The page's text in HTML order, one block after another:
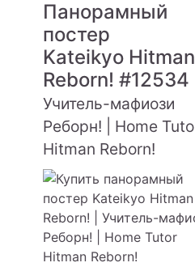
Панорамный
постер
Kateikyo Hitman
Reborn! #12534
Учитель-мафиози
Реборн! | Home
Hitman Reborn!